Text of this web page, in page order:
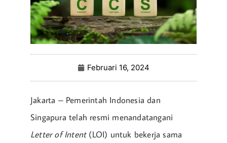
Februari 16, 2024
Jakarta – Pemerintah Indonesia dan
Singapura telah resmi menandatangani
Letter of Intent(LOI) untuk bekerja sama